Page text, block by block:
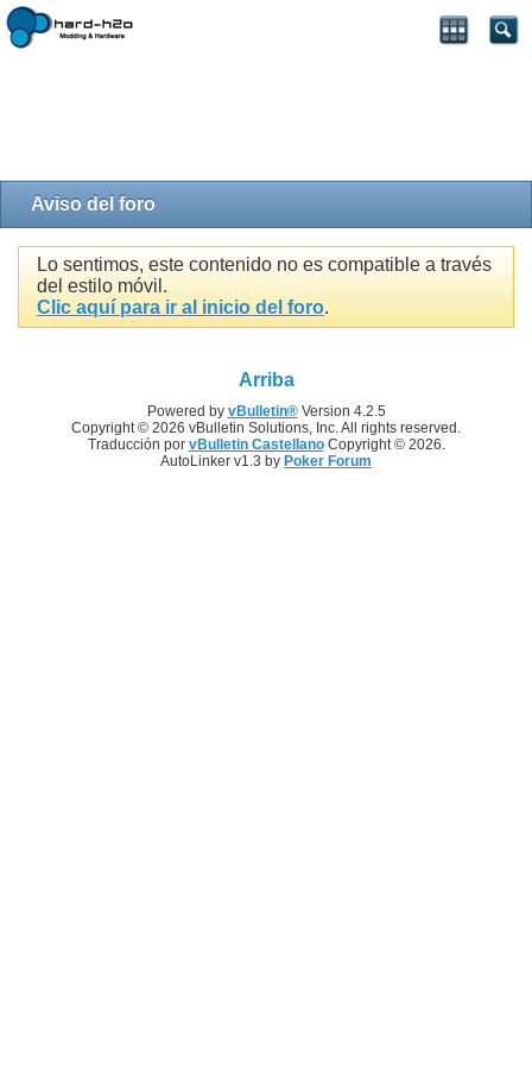
Aviso del foro
Lo sentimos, este contenido no es compatible a través
del estilo móvil.
Clic aquí para ir al inicio del foro.
Arriba
Powered by vBulletin®Version 4.2.5
Copyright © 2026 vBulletin Solutions, Inc. All rights reserved.
Traducción por vBulletin CastellanoCopyright © 2026.
AutoLinker v1.3 by Poker Forum